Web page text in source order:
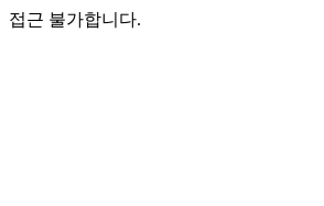
접근 불가합니다.